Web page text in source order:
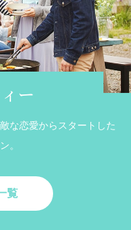
ー
な恋愛からスタートした
。
覧